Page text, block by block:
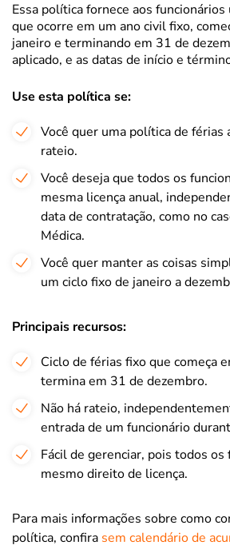
Essa política fornece aos funcionários
que ocorre em um ano civil fixo,
janeiro e terminando em 31 de
aplicado, e as datas de início e
Use esta política se:
Você quer uma política de férias
rateio.
Você deseja que todos os
mesma licença anual,
data de contratação, como no
Médica.
Você quer manter as coisas
um ciclo fixo de janeiro a
Principais recursos:
Ciclo de férias fixo que começa
termina em 31 de dezembro.
Não há rateio,
entrada de um funcionário
Fácil de gerenciar, pois todos
mesmo direito de licença.
Para mais informações sobre como
política, confira sem calendário de